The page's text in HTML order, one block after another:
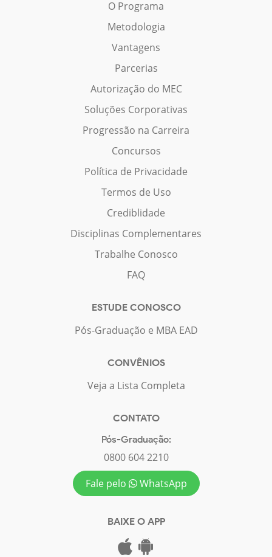
O Programa
Metodologia
Vantagens
Parcerias
Autorização do MEC
Soluções Corporativas
Progressão na Carreira
Concursos
Política de Privacidade
Termos de Uso
Crediblidade
Disciplinas Complementares
Trabalhe Conosco
FAQ
ESTUDE CONOSCO
Pós-Graduação e MBA EAD
CONVÊNIOS
Veja a Lista Completa
CONTATO
Pós-Graduação:
0800 604 2210
Fale pelo
WhatsApp
BAIXE O APP